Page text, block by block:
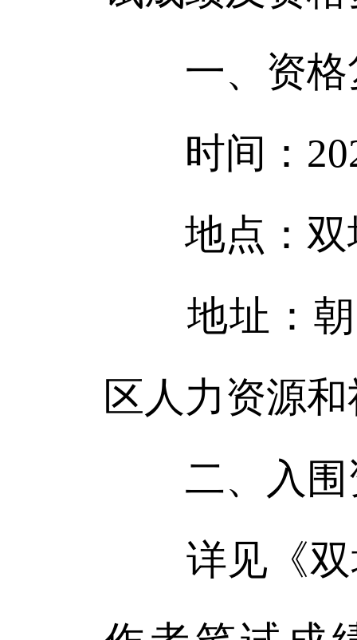
一、资
时间：
地点：双
地址：朝
区人力资源
二、入
详见《双